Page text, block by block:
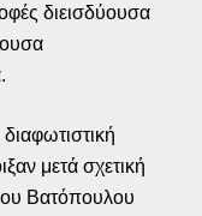
διεισδύουσα
μετά σχετική
Βατόπουλου